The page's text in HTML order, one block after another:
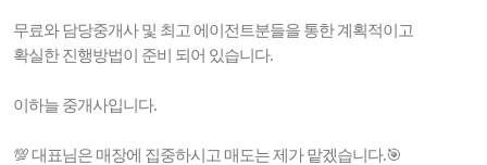
무료와 담당중개사 및 최고 에이전트분들을 통한 계획적이고
확실한 진행방법이 준비 되어 있습니다.
이하늘 중개사입니다.
💯 대표님은 매장에 집중하시고 매도는 제가 맡겠습니다.🎯